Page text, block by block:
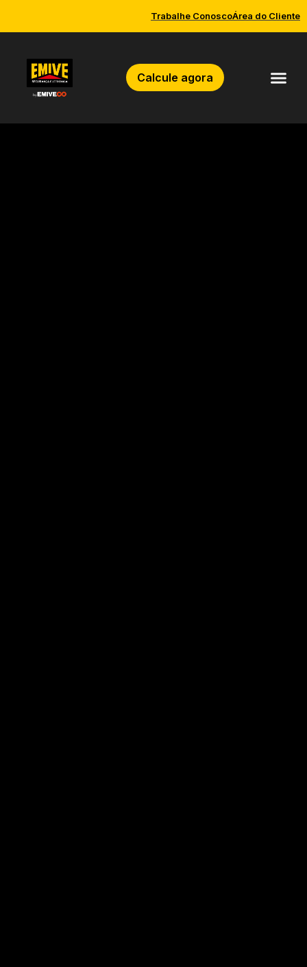
Trabalhe ConoscoÁrea do Cliente
Calcule agora